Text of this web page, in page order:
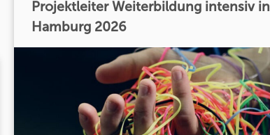
Projektleiter Weiterbildung intensiv in
Hamburg 2026